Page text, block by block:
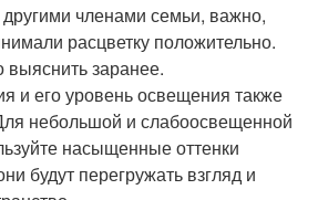
членами семьи, важно,
расцветку положительно.
заранее.
и его уровень освещения также
небольшой и слабоосвещенной
насыщенные оттенки
будут перегружать взгляд и